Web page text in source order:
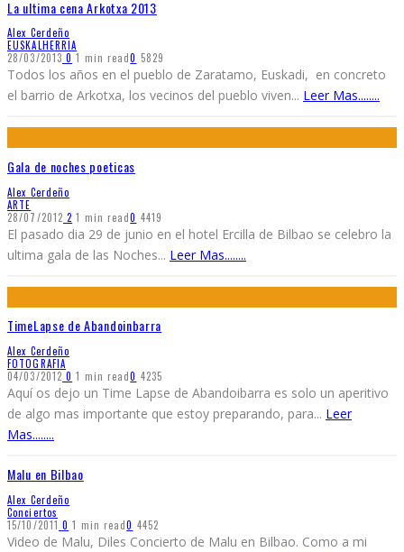
La ultima cena Arkotxa 2013
Alex Cerdeño
EUSKALHERRIA
28/03/2013 0 1 min read0 5829
Todos los años en el pueblo de Zaratamo, Euskadi, en concreto
el barrio de Arkotxa, los vecinos del pueblo viven... Leer Mas........
Gala de noches poeticas
Alex Cerdeño
ARTE
28/07/2012 2 1 min read0 4419
El pasado dia 29 de junio en el hotel Ercilla de Bilbao se celebro la
ultima gala de las Noches... Leer Mas........
TimeLapse de Abandoinbarra
Alex Cerdeño
FOTOGRAFIA
04/03/2012 0 1 min read0 4235
Aquí os dejo un Time Lapse de Abandoibarra es solo un aperitivo
de algo mas importante que estoy preparando, para... Leer
Mas........
Malu en Bilbao
Alex Cerdeño
Conciertos
15/10/2011 0 1 min read0 4452
Video de Malu, Diles Concierto de Malu en Bilbao. Como a mi